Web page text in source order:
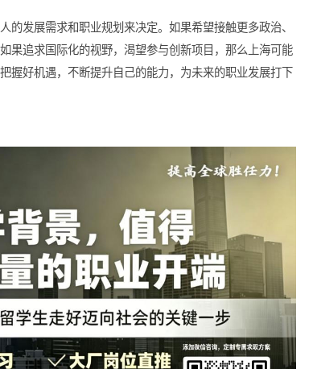
拓宽
决于个人的职业发展方向和个人兴趣爱好。如果您对
相关资源和机会；而如果您对商业、金融或者科技创
根据个人的发展需求和职业规划来决定。如果希望接触
合适；如果追求国际化的视野，渴望参与创新项目，那
键在于把握好机遇，不断提升自己的能力，为未来的职